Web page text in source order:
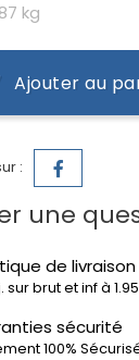
kg
Ajouter au
:
une
de livraison
sur brut et inf à
sécurité
100%